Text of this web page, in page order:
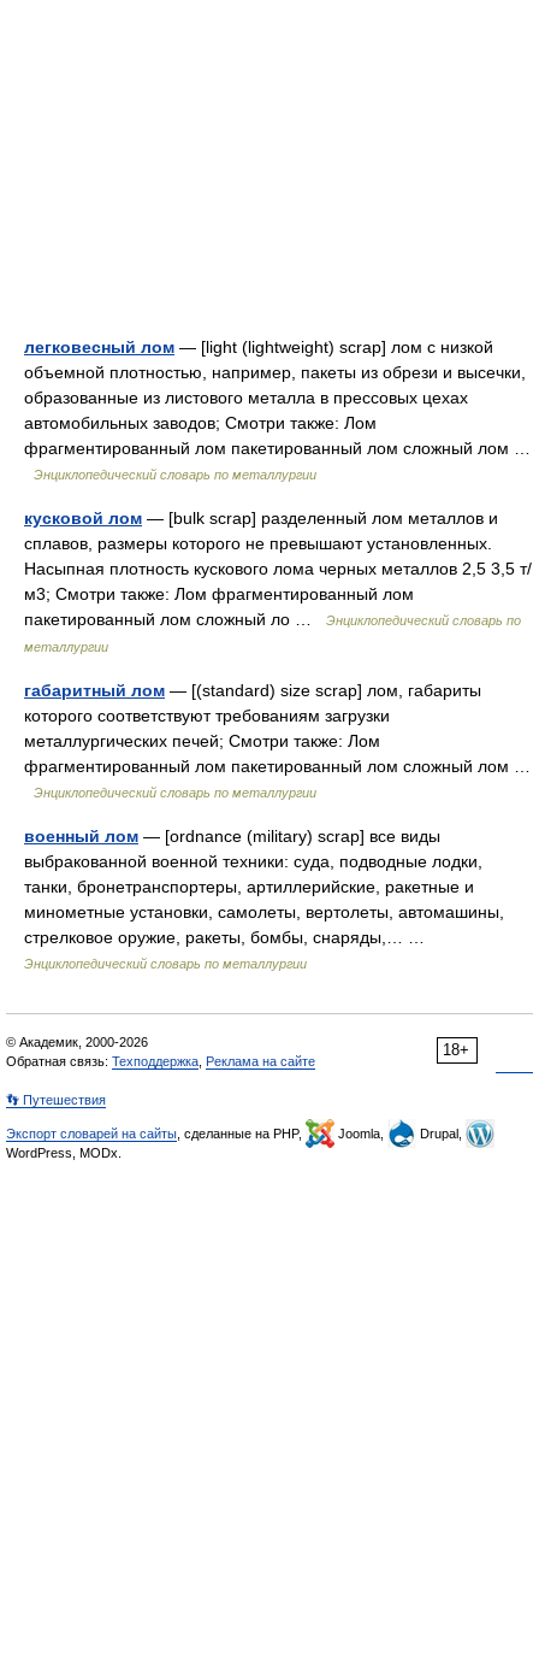
легковесный лом — [light (lightweight) scrap] лом с низкой
объемной плотностью, например, пакеты из обрези и высечки,
образованные из листового металла в прессовых цехах
автомобильных заводов; Смотри также: Лом
фрагментированный лом пакетированный лом сложный лом …
Энциклопедический словарь по металлургии
кусковой лом — [bulk scrap] разделенный лом металлов и
сплавов, размеры которого не превышают установленных.
Насыпная плотность кускового лома черных металлов 2,5 3,5 т/
м3; Смотри также: Лом фрагментированный лом
пакетированный лом сложный ло …
Энциклопедический словарь по
металлургии
габаритный лом — [(standard) size scrap] лом, габариты
которого соответствуют требованиям загрузки
металлургических печей; Смотри также: Лом
фрагментированный лом пакетированный лом сложный лом …
Энциклопедический словарь по металлургии
военный лом — [ordnance (military) scrap] все виды
выбракованной военной техники: суда, подводные лодки,
танки, бронетранспортеры, артиллерийские, ракетные и
минометные установки, самолеты, вертолеты, автомашины,
стрелковое оружие, ракеты, бомбы, снаряды,… …
Энциклопедический словарь по металлургии
18+
© Академик, 2000-2026
Обратная связь: Техподдержка Реклама на сайте
👣 Путешествия
Экспорт словарей на сайты , сделанные на PHP, Joomla,
Drupal,
WordPress, MODx.